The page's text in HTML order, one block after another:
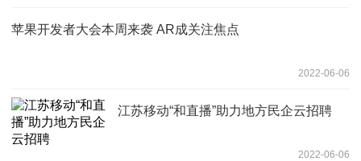
苹果开发者大会本周来袭 AR成关注焦点
2022-06-06
江苏移动“和直播”助力地方民企云招聘
2022-06-06